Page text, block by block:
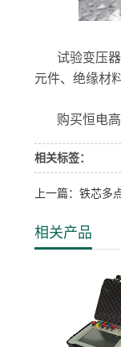
试验变压器
元件、绝缘材
购买恒电高
相关标签：
上一篇：铁芯多
相关产品